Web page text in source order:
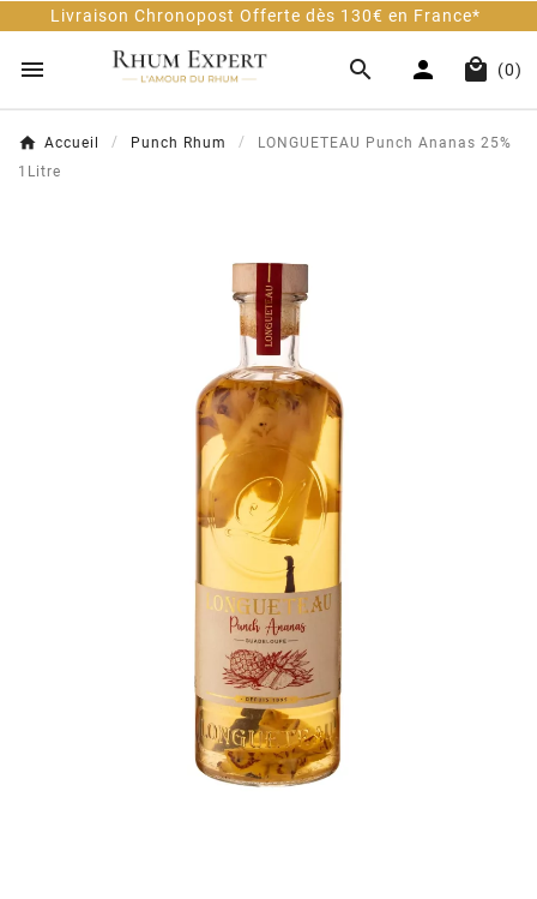
Chronopost Offerte dès 130€ en France*
    (0)
Accueil Punch Rhum
LONGUETEAU Punch Ananas 25%
1Litre